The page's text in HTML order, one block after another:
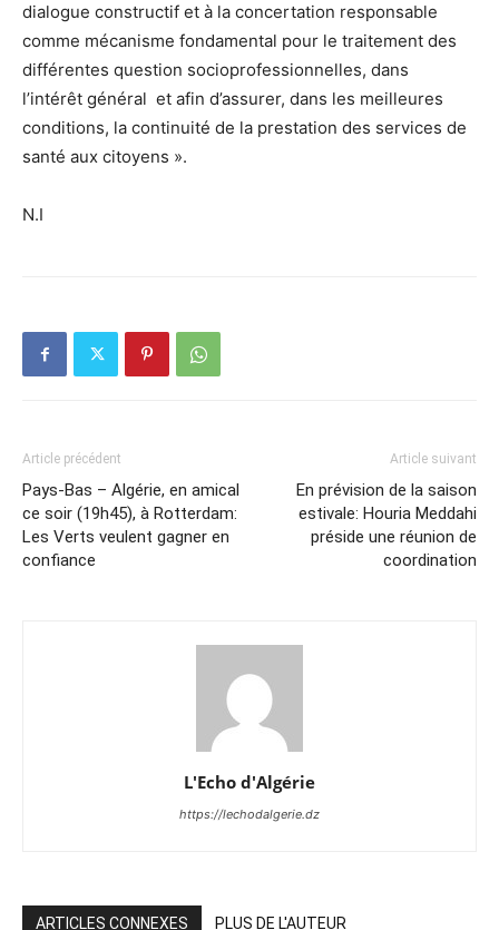
dialogue constructif et à la concertation responsable
comme mécanisme fondamental pour le traitement des
différentes question socioprofessionnelles, dans
l’intérêt général et afin d’assurer, dans les meilleures
conditions, la continuité de la prestation des services de
santé aux citoyens ».
N.I
Article précédent
Pays-Bas – Algérie, en amical
ce soir (19h45), à Rotterdam:
Les Verts veulent gagner en
confiance
Article suivant
En prévision de la saison
estivale: Houria Meddahi
préside une réunion de
coordination
L'Echo d'Algérie
https://lechodalgerie.dz
ARTICLES CONNEXES PLUS DE L'AUTEUR